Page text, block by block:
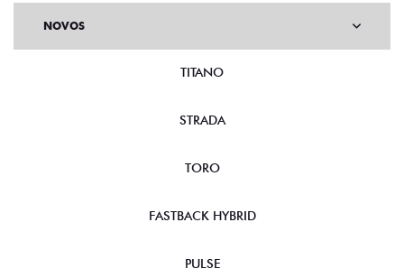
NOVOS
TITANO
STRADA
TORO
FASTBACK HYBRID
PULSE